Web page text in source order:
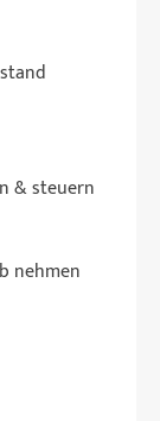
& steuern
nehmen